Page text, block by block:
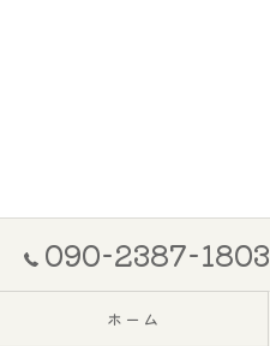
090-2387-1803
ホーム